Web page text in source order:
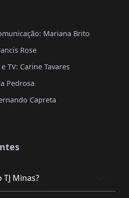
Mariana Brito
Rose
TV: Carine Tavares
Pedrosa
Capreta
Minas?